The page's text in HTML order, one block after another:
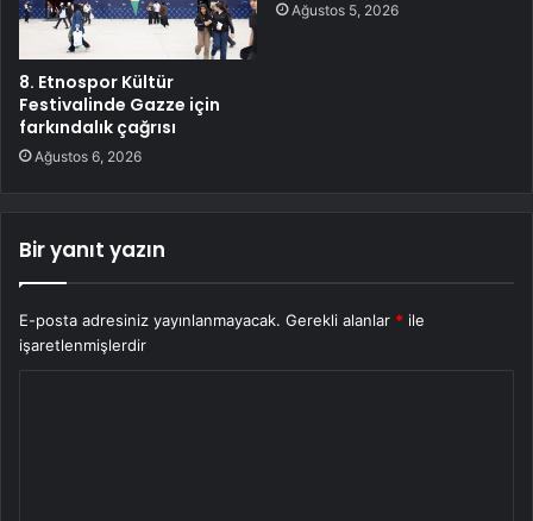
8. Etnospor Kültür
Festivalinde Gazze için
farkındalık çağrısı
Ağustos 6, 2026
Ağustos 5, 2026
Bir yanıt yazın
E-posta adresiniz yayınlanmayacak. Gerekli alanlar * ile
işaretlenmişlerdir